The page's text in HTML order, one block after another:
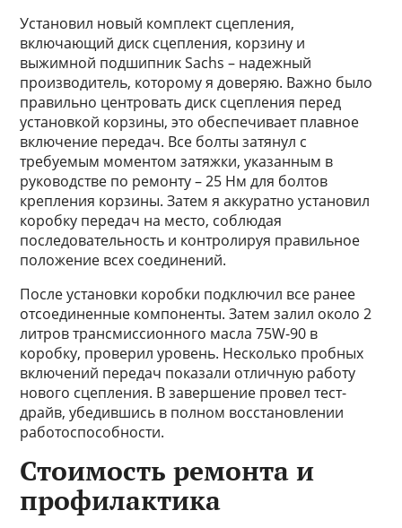
Установил новый комплект сцепления,
включающий диск сцепления, корзину и
выжимной подшипник Sachs – надежный
производитель, которому я доверяю. Важно было
правильно центровать диск сцепления перед
установкой корзины, это обеспечивает плавное
включение передач. Все болты затянул с
требуемым моментом затяжки, указанным в
руководстве по ремонту – 25 Нм для болтов
крепления корзины. Затем я аккуратно установил
коробку передач на место, соблюдая
последовательность и контролируя правильное
положение всех соединений.
После установки коробки подключил все ранее
отсоединенные компоненты. Затем залил около 2
литров трансмиссионного масла 75W-90 в
коробку, проверил уровень. Несколько пробных
включений передач показали отличную работу
нового сцепления. В завершение провел тест-
драйв, убедившись в полном восстановлении
работоспособности.
Стоимость ремонта и
профилактика